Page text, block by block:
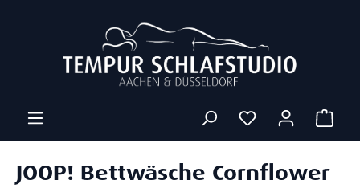
JOOP! Bettwäsche Cornflower